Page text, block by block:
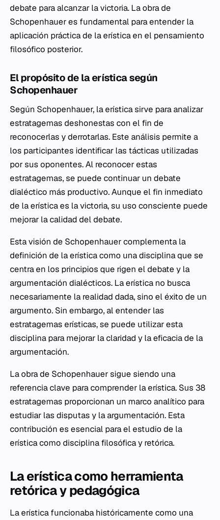
debate para alcanzar la victoria. La obra de
Schopenhauer es fundamental para entender la
aplicación práctica de la erística en el pensamiento
filosófico posterior.
El propósito de la erística según
Schopenhauer
Según Schopenhauer, la erística sirve para analizar
estratagemas deshonestas con el fin de
reconocerlas y derrotarlas. Este análisis permite a
los participantes identificar las tácticas utilizadas
por sus oponentes. Al reconocer estas
estratagemas, se puede continuar un debate
dialéctico más productivo. Aunque el fin inmediato
de la erística es la victoria, su uso consciente puede
mejorar la calidad del debate.
Esta visión de Schopenhauer complementa la
definición de la erística como una disciplina que se
centra en los principios que rigen el debate y la
argumentación dialécticos. La erística no busca
necesariamente la realidad dada, sino el éxito de un
argumento. Sin embargo, al entender las
estratagemas erísticas, se puede utilizar esta
disciplina para mejorar la claridad y la eficacia de la
argumentación.
La obra de Schopenhauer sigue siendo una
referencia clave para comprender la erística. Sus 38
estratagemas proporcionan un marco analítico para
estudiar las disputas y la argumentación. Esta
contribución es esencial para el estudio de la
erística como disciplina filosófica y retórica.
La erística como herramienta
retórica y pedagógica
La erística funcionaba históricamente como una